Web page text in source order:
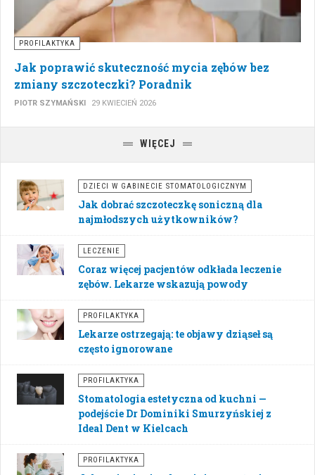
PROFILAKTYKA
Jak poprawić skuteczność mycia zębów bez
zmiany szczoteczki? Poradnik
PIOTR SZYMAŃSKI 29 KWIECIEŃ 2026
WIĘCEJ
DZIECI W GABINECIE STOMATOLOGICZNYM
Jak dobrać szczoteczkę soniczną dla
najmłodszych użytkowników?
LECZENIE
Coraz więcej pacjentów odkłada leczenie
zębów. Lekarze wskazują powody
PROFILAKTYKA
Lekarze ostrzegają: te objawy dziąseł są
często ignorowane
PROFILAKTYKA
Stomatologia estetyczna od kuchni —
podejście Dr Dominiki Smurzyńskiej z
Ideal Dent w Kielcach
PROFILAKTYKA